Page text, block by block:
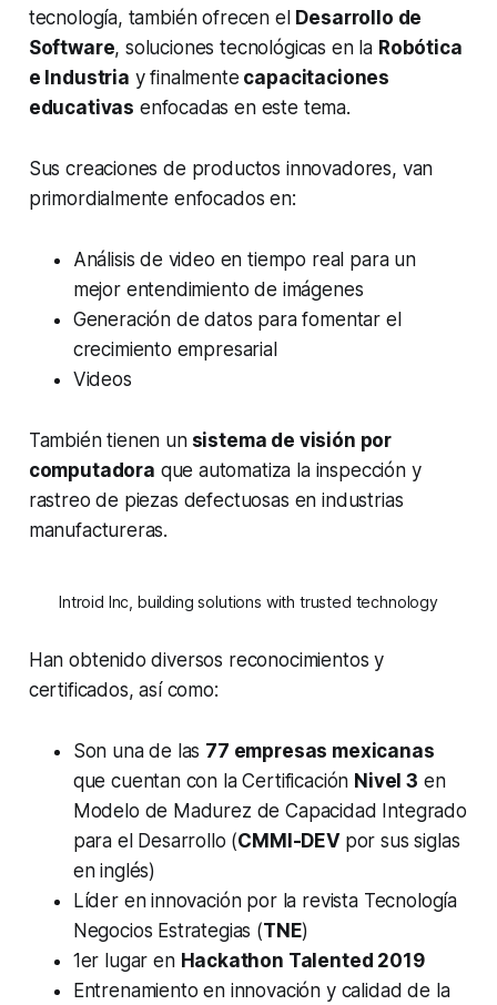
tecnología, también ofrecen el Desarrollo de
Software, soluciones tecnológicas en la Robótica
e Industria y finalmente capacitaciones
educativas enfocadas en este tema.
Sus creaciones de productos innovadores, van
primordialmente enfocados en:
Análisis de video en tiempo real para un
mejor entendimiento de imágenes
Generación de datos para fomentar el
crecimiento empresarial
Videos
También tienen unsistema de visión por
computadora que automatiza la inspección y
rastreo de piezas defectuosas en industrias
manufactureras.
Introid Inc, building solutions with trusted technology
Han obtenido diversos reconocimientos y
certificados, así como:
Son una de las 77 empresas mexicanas
que cuentan con la Certificación Nivel 3 en
Modelo de Madurez de Capacidad Integrado
para el Desarrollo (CMMI-DEV por sus siglas
en inglés)
Líder en innovación por la revista Tecnología
Negocios Estrategias (TNE)
1er lugar en Hackathon Talented 2019
Entrenamiento en innovación y calidad de la